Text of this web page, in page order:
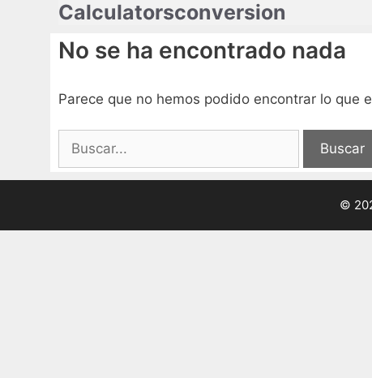
contenido
Calculatorsconversion
No se ha encontrado nada
Parece que no hemos podido encontrar lo que
Buscar:
©